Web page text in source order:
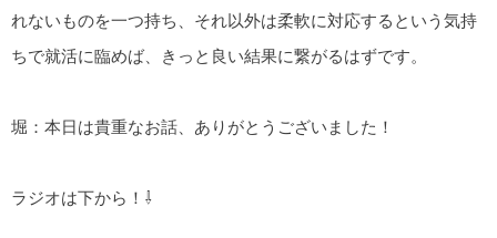
れないものを一つ持ち、それ以外は柔軟に対応するという気持
ちで就活に臨めば、きっと良い結果に繋がるはずです。
堀：本日は貴重なお話、ありがとうございました！
ラジオは下から！⇩